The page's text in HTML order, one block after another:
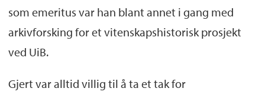
som emeritus var han blant annet i gang med
arkivforsking for et vitenskapshistorisk prosjekt
ved UiB.
Gjert var alltid villig til å ta et tak for